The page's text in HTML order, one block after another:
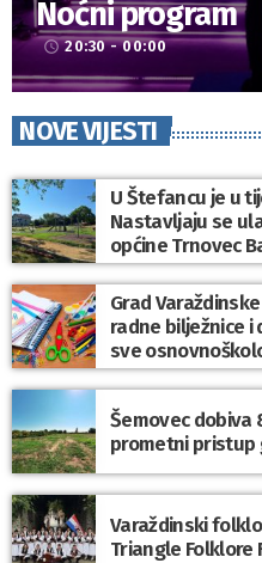
Noćni program
access_time 20:30 - 00:00
NOVE VIJESTI
U Štefancu je u
Nastavljaju se
općine Trnovec
Grad
radne bilježnice
sve
Šemovec dobiva
prometni pristup
Varaždinski
Triangle Folklore